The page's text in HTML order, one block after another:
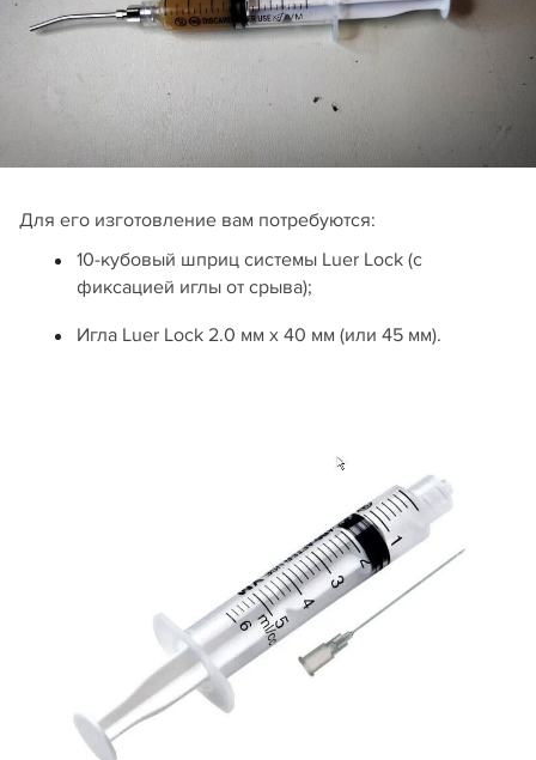
Для его изготовление вам потребуются:
10-кубовый шприц системы Luer Lock (с
фиксацией иглы от срыва);
Игла Luer Lock 2.0 мм х 40 мм (или 45 мм).